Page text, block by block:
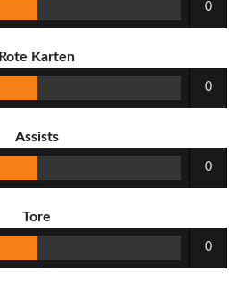
0
Rote Karten
0
Assists
0
Tore
0